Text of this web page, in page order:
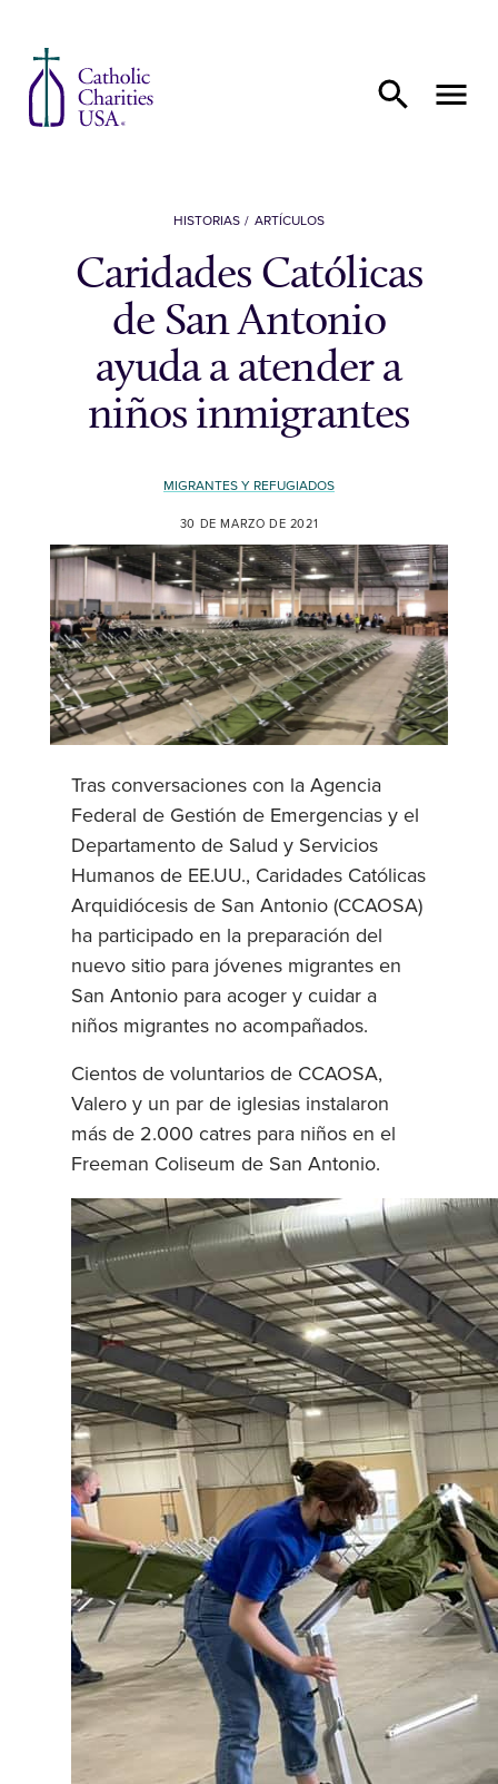
HISTORIAS ARTÍCULOS
Caridades Católicas
de San Antonio
ayuda a atender a
niños inmigrantes
MIGRANTES Y REFUGIADOS
30 DE MARZO DE 2021
Tras conversaciones con la Agencia
Federal de Gestión de Emergencias y el
Departamento de Salud y Servicios
Humanos de EE.UU., Caridades Católicas
Arquidiócesis de San Antonio (CCAOSA)
ha participado en la preparación del
nuevo sitio para jóvenes migrantes en
San Antonio para acoger y cuidar a
niños migrantes no acompañados.
Cientos de voluntarios de CCAOSA,
Valero y un par de iglesias instalaron
más de 2.000 catres para niños en el
Freeman Coliseum de San Antonio.